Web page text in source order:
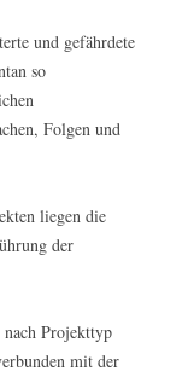
und gefährdete
so
Folgen und
liegen die
der
nach Projekttyp
mit der